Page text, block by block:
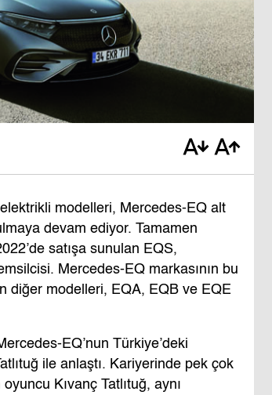
modelleri, Mercedes-EQ alt
devam ediyor. Tamamen
satışa sunulan EQS,
Mercedes-EQ markasının bu
diğer modelleri, EQA, EQB ve EQE
EQ’nun Türkiye’deki
ile anlaştı. Kariyerinde pek çok
Kıvanç Tatlıtuğ, aynı